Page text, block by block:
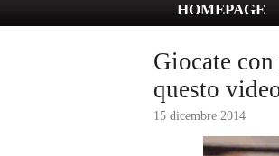
HOMEPAGE
Giocate
questo
15 dicembre 2014